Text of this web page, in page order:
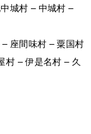
城村 – 中城村 –
座間味村 – 粟国村
村 – 伊是名村 – 久